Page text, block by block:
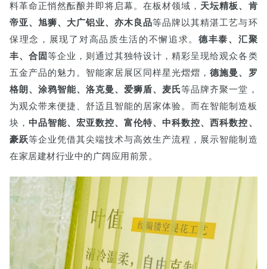
料革命正悄然酝酿并即将启幕。在板材领域， 天坛精板、肯
帝亚、旭狮、大广铝业、亦木良品等品牌以其精湛工艺与环
保理念，展现了对高品质生活的不懈追求。德丰泰、汇聚
丰、合固等企业，则通过其独特设计，精彩呈现给观众各类
五金产品的魅力。智能家居展区同样星光熠熠，德施曼、罗
格朗、涂鸦智能、洛克曼、爱狮盾、麦氏等品牌齐聚一堂，
为观众带来便捷、舒适且智能的居家体验。而在智能制造板
块，中品智能、宏亚数控、富伦特、中科数控、西科数控、
豪跃等企业凭借其尖端技术与高效生产流程，展示智能制造
在家居建材行业中的广阔应用前景。